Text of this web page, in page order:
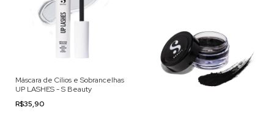
Máscara de Cílios e Sobrancelhas
UP LASHES - S Beauty
R$35,90